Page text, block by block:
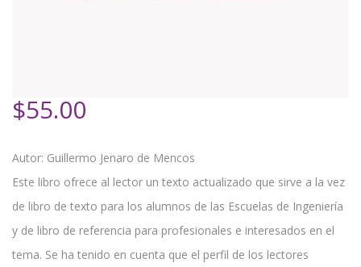
$55.00
Autor: Guillermo Jenaro de Mencos
Este libro ofrece al lector un texto actualizado que sirve a la vez
de libro de texto para los alumnos de las Escuelas de Ingeniería
y de libro de referencia para profesionales e interesados en el
tema. Se ha tenido en cuenta que el perfil de los lectores